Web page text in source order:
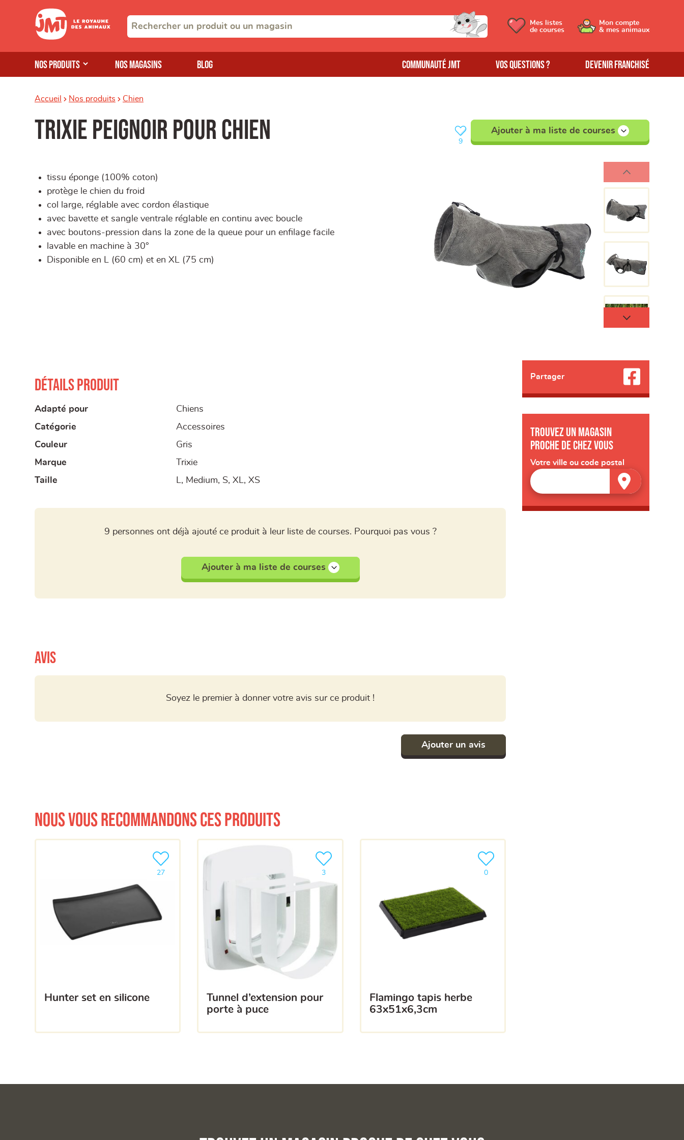
Nos produits Nos magasins Blog Communauté JMT Vos questions ? Devenir franchisé
Mes listes
de courses
Mon compte
& mes animaux
Accueil Nos produits Chien
Trixie peignoir pour chien 9
Ajouter à ma liste de courses
tissu éponge (100% coton)
protège le chien du froid
col large, réglable avec cordon élastique
avec bavette et sangle ventrale réglable en continu avec boucle
avec boutons-pression dans la zone de la queue pour un enfilage facile
lavable en machine à 30°
Disponible en L (60 cm) et en XL (75 cm)
Détails produit
Adapté pour
Chiens
Catégorie
Accessoires
Couleur
Gris
Marque
Trixie
Taille
L, Medium, S, XL, XS
9 personnes ont déjà ajouté ce produit à leur liste de courses. Pourquoi pas vous ?
Ajouter à ma liste de courses
Avis
Soyez le premier à donner votre avis sur ce produit !
Ajouter un avis
Nous vous recommandons ces produits
hunter set en silicone
27
Ajouter le produit à ma liste
tunnel d’extension pour
porte à puce
3
Ajouter le produit à ma liste
flamingo tapis herbe
63x51x6,3cm
0
Ajouter le produit à ma liste
Partager
Trouvez un magasin
proche de chez vous
Votre ville ou code postal